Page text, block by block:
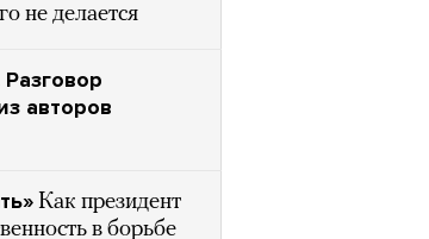
не делается
авторов
Как президент
в борьбе